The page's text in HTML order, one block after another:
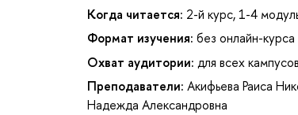
Когда читается: 2-й курс, 1-4
Формат изучения: без онлайн-курса
Охват аудитории: для всех
Преподаватели: Акифьева Раиса
Надежда Александровна